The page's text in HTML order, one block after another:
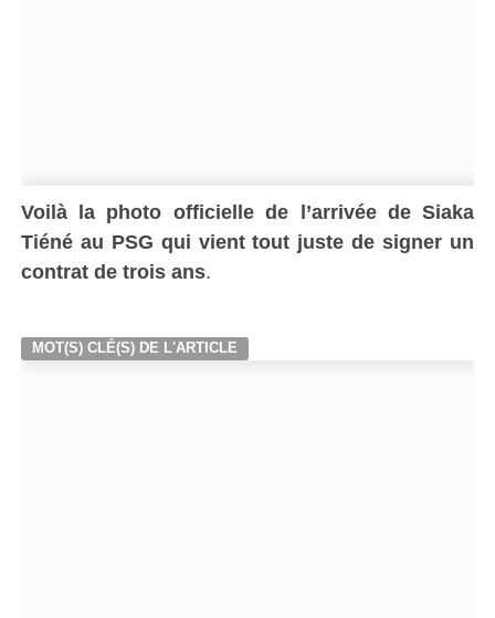
Voilà la photo officielle de l’arrivée de Siaka
Tiéné au PSG qui vient tout juste de signer un
contrat de trois ans.
MOT(S) CLÉ(S) DE L'ARTICLE